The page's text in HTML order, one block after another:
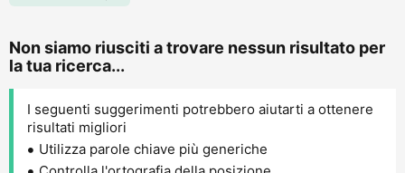
Non siamo riusciti a trovare nessun risultato per
la tua ricerca...
I seguenti suggerimenti potrebbero aiutarti a ottenere
risultati migliori
Utilizza parole chiave più generiche